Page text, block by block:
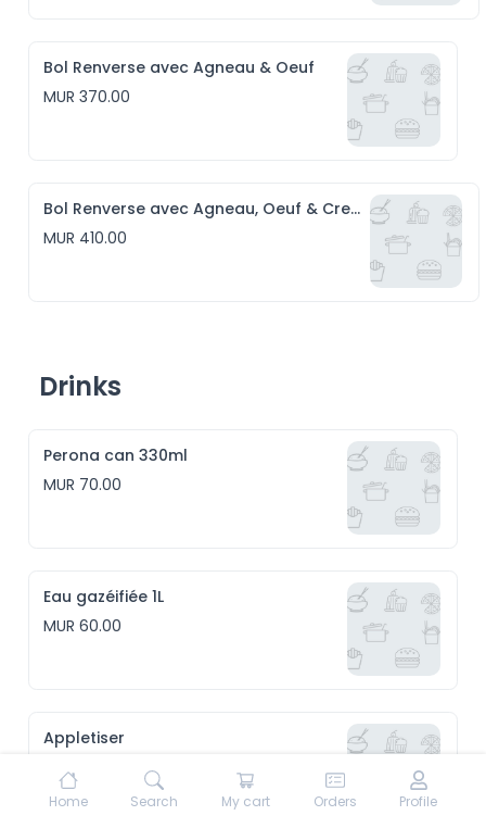
Bol Renverse avec Agneau & Oeuf
MUR 370.00
Bol Renverse avec Agneau, Oeuf & Crevettes
MUR 410.00
Drinks
Perona can 330ml
MUR 70.00
Eau gazéifiée 1L
MUR 60.00
Appletiser
MUR 95.00
Home Search My cart Orders Profile